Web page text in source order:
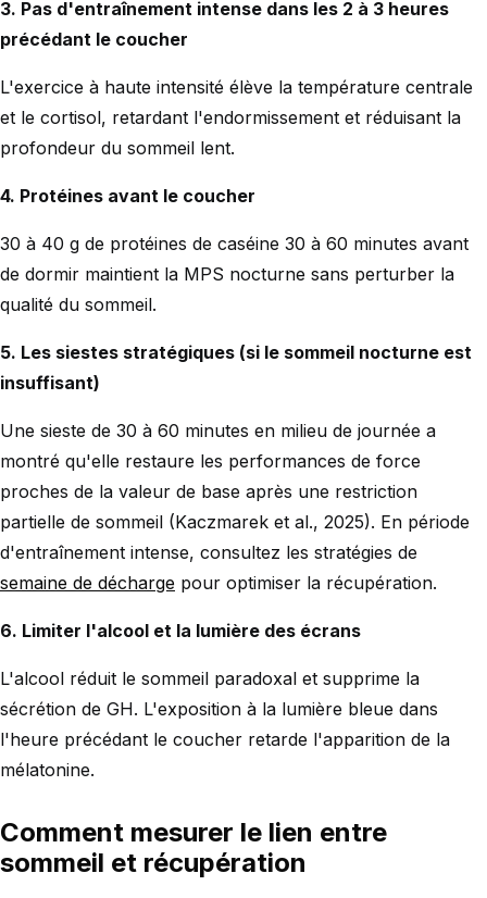
3. Pas d'entraînement intense dans les 2 à 3 heures
précédant le coucher
L'exercice à haute intensité élève la température centrale
et le cortisol, retardant l'endormissement et réduisant la
profondeur du sommeil lent.
4. Protéines avant le coucher
30 à 40 g de protéines de caséine 30 à 60 minutes avant
de dormir maintient la MPS nocturne sans perturber la
qualité du sommeil.
5. Les siestes stratégiques (si le sommeil nocturne est
insuffisant)
Une sieste de 30 à 60 minutes en milieu de journée a
montré qu'elle restaure les performances de force
proches de la valeur de base après une restriction
partielle de sommeil (Kaczmarek et al., 2025). En période
d'entraînement intense, consultez les stratégies de
semaine de décharge pour optimiser la récupération.
6. Limiter l'alcool et la lumière des écrans
L'alcool réduit le sommeil paradoxal et supprime la
sécrétion de GH. L'exposition à la lumière bleue dans
l'heure précédant le coucher retarde l'apparition de la
mélatonine.
Comment mesurer le lien entre
sommeil et récupération